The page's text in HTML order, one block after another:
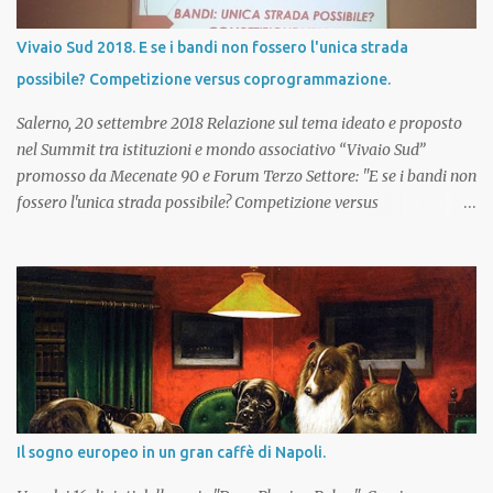
researcher in Philosophy and Science of Technical Analysis of
Charts; in Liberal Philosophy; in third sector/corporate Law; in
Investor. Author of "Theoria Structurae Matricis Quatergeneratae
(Th.S.M.Q.). Fundamenta in Philosophia Analyseos Technicae
Diagrammatum Lin...
Vivaio Sud 2018. E se i bandi non fossero l'unica strada
possibile? Competizione versus coprogrammazione.
Salerno, 20 settembre 2018 Relazione sul tema ideato e proposto
nel Summit tra istituzioni e mondo associativo “Vivaio Sud”
promosso da Mecenate 90 e Forum Terzo Settore: "E se i bandi non
fossero l'unica strada possibile? Competizione versus
La gioia, l’ottimismo ed il senso di onore che nascono in cuor
nostro dal poter partecipare al summit “Vivaio Sud” 2018 sono
sentimenti accompagnati da una importante responsabilità,
ovvero, quella di trasformare la partecipazione in
compartecipazione, l’operatività in cooperaz...
Il sogno europeo in un gran caffè di Napoli.